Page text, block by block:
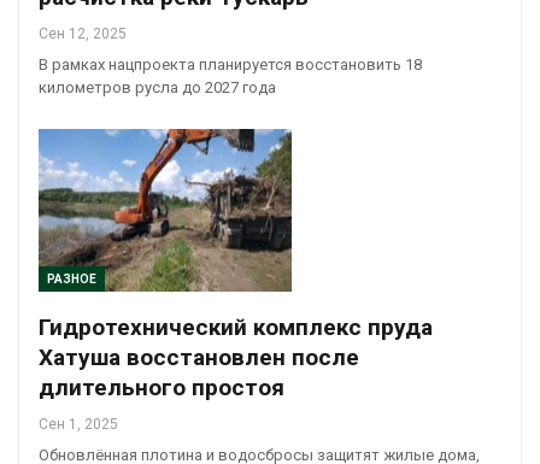
Сен 12, 2025
В рамках нацпроекта планируется восстановить 18
километров русла до 2027 года
РАЗНОЕ
Гидротехнический комплекс пруда
Хатуша восстановлен после
длительного простоя
Сен 1, 2025
Обновлённая плотина и водосбросы защитят жилые дома,